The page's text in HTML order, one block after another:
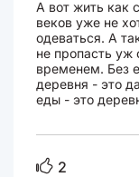
А вот жить как
веков уже не
одеваться. А
не пропасть уж
временем. Без
деревня - это
еды - это
2